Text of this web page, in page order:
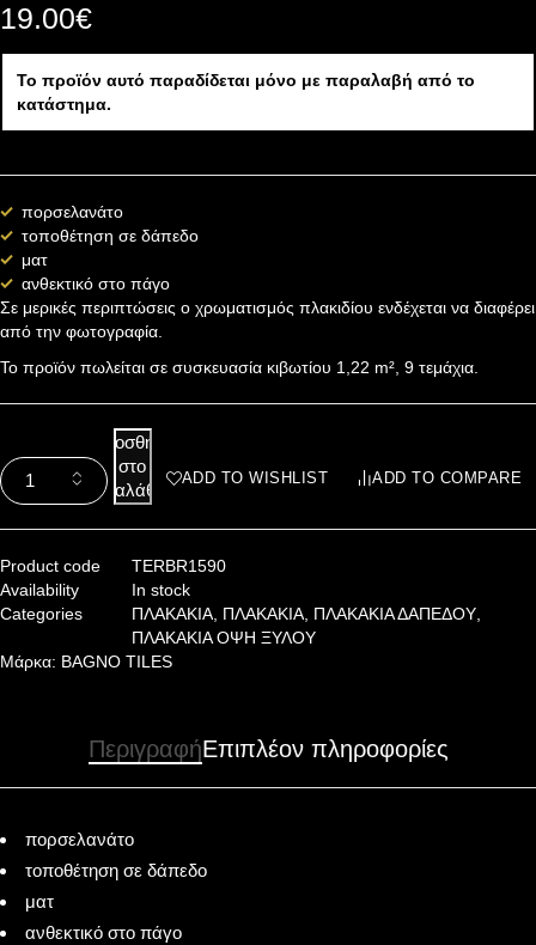
19.00€
Το προϊόν αυτό παραδίδεται μόνο με παραλαβή από το
κατάστημα.
πορσελανάτο
τοποθέτηση σε δάπεδο
ματ
ανθεκτικό στο πάγο
Σε μερικές περιπτώσεις ο χρωματισμός πλακιδίου ενδέχεται να διαφέρει
από την φωτογραφία.
Το προϊόν πωλείται σε συσκευασία κιβωτίου 1,22 m², 9 τεμάχια.
Προσθήκη
στο
καλάθι
ADD TO WISHLIST ADD TO COMPARE
Product code
TERBR1590
Availability
In stock
Categories
ΠΛΑΚΑΚΙΑ, ΠΛΑΚΑΚΙΑ, ΠΛΑΚΑΚΙΑ ΔΑΠΕΔΟΥ,
ΠΛΑΚΑΚΙΑ ΟΨΗ ΞΥΛΟΥ
Μάρκα: BAGNO TILES
ΠεριγραφήΕπιπλέον πληροφορίες
πορσελανάτο
τοποθέτηση σε δάπεδο
ματ
ανθεκτικό στο πάγο